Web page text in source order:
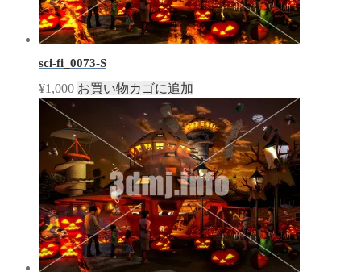
sci-fi_0073-S
¥1,000 お買い物カゴに追加